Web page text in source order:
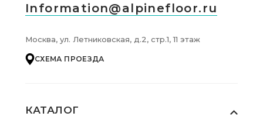
КАТАЛОГ
Information@alpinefloor.ru
Москва, ул. Летниковская, д.2, стр.1, 11 этаж
СХЕМА ПРОЕЗДА